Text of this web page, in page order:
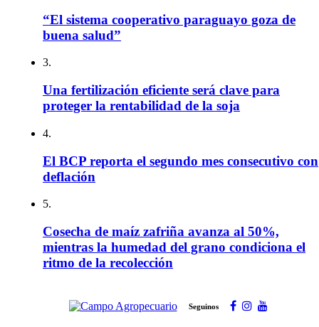
“El sistema cooperativo paraguayo goza de
buena salud”
3.
Una fertilización eficiente será clave para
proteger la rentabilidad de la soja
4.
El BCP reporta el segundo mes consecutivo con
deflación
5.
Cosecha de maíz zafriña avanza al 50%,
mientras la humedad del grano condiciona el
ritmo de la recolección
Seguinos